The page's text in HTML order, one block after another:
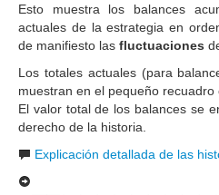
Esto muestra los balances
actuales de la estrategia en
de manifiesto las fluctuaciones
Los totales actuales (para
muestran en el pequeño recuadro
El valor total de los balances se
derecho de la historia.
Explicación detallada de las